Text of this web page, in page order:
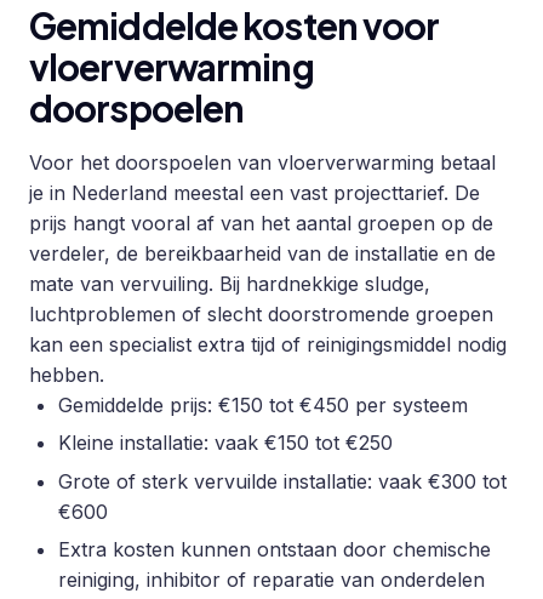
Gemiddelde kosten voor
vloerverwarming
doorspoelen
Voor het doorspoelen van vloerverwarming betaal
je in Nederland meestal een vast projecttarief. De
prijs hangt vooral af van het aantal groepen op de
verdeler, de bereikbaarheid van de installatie en de
mate van vervuiling. Bij hardnekkige sludge,
luchtproblemen of slecht doorstromende groepen
kan een specialist extra tijd of reinigingsmiddel nodig
hebben.
Gemiddelde prijs: €150 tot €450 per systeem
Kleine installatie: vaak €150 tot €250
Grote of sterk vervuilde installatie: vaak €300 tot
€600
Extra kosten kunnen ontstaan door chemische
reiniging, inhibitor of reparatie van onderdelen